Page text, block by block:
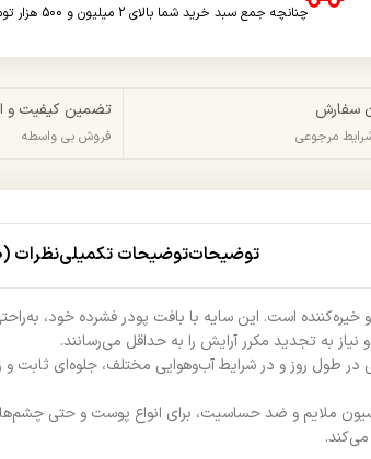
چنانچه جمع سبد خرید شما بالای 2 میلیون و 500 هزار تومان شود هزینه پست برای شما به صورت رایگان محاسبه خواهد شد.
سفارش
مرجوعی
تضمین کیفیت و
فروش بی واسطه
توضیحاتتوضیحات تکمیلینظرات (0)
و خیره‌کننده است. این سایه با بافت پودر فشرده
به تجدید مکرر آرایش را به حداقل می‌رسانند.
در طول روز و در شرایط آب‌وهوایی مختلف، جلوه‌ای
ملایم و ضد حساسیت، برای انواع پوست و